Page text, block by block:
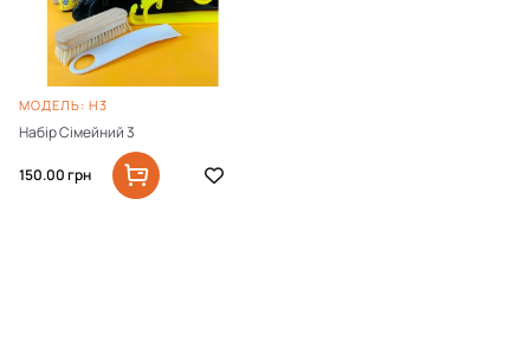
МОДЕЛЬ: Н3
Набір Сімейний 3
150.00грн